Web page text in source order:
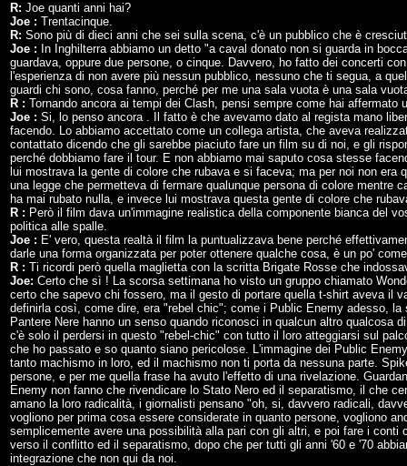
R: Joe quanti anni hai?
Joe : Trentacinque.
R: Sono più di dieci anni che sei sulla scena, c'è un pubblico che è
Joe : In Inghilterra abbiamo un detto "a caval donato non si guarda in
guardava, oppure due persone, o cinque. Davvero, ho fatto dei concerti
l'esperienza di non avere più nessun pubblico, nessuno che ti segua, a
guardi chi sono, cosa fanno, perché per me una sala vuota è una sala
R : Tornando ancora ai tempi dei Clash, pensi sempre come hai
Joe : Si, lo penso ancora . Il fatto è che avevamo dato al regista mano
facendo. Lo abbiamo accettato come un collega artista, che aveva
contattato dicendo che gli sarebbe piaciuto fare un film su di noi, e gli
perché dobbiamo fare il tour. E non abbiamo mai saputo cosa stesse
lui mostrava la gente di colore che rubava e si faceva; ma per noi non
una legge che permetteva di fermare qualunque persona di colore mentre
ha mai rubato nulla, e invece lui mostrava questa gente di colore che
R : Però il film dava un'immagine realistica della componente bianca del
politica alle spalle.
Joe : E' vero, questa realtà il film la puntualizzava bene perché
darle una forma organizzata per poter ottenere qualche cosa, è un po'
R : Ti ricordi però quella maglietta con la scritta Brigate Rosse che
Joe: Certo che sì ! La scorsa settimana ho visto un gruppo chiamato
certo che sapevo chi fossero, ma il gesto di portare quella t-shirt aveva il
definirla così, come dire, era "rebel chic"; come i Public Enemy adesso,
Pantere Nere hanno un senso quando riconosci in qualcun altro
c'è solo il perdersi in questo "rebel-chic" con tutto il loro atteggiarsi sul
che ho passato e so quanto siano pericolose. L'immagine dei Public
tanto machismo in loro, ed il machismo non ti porta da nessuna parte.
persone, e per me quella frase ha avuto l'effetto di una rivelazione.
Enemy non fanno che rivendicare lo Stato Nero ed il separatismo, il che
amano la loro radicalità, i giornalisti pensano "oh, si, davvero radicali,
vogliono per prima cosa essere considerate in quanto persone, vogliono
semplicemente avere una possibilità alla pari con gli altri, e poi fare i
verso il conflitto ed il separatismo, dopo che per tutti gli anni '60 e '70
integrazione che non qui da noi.